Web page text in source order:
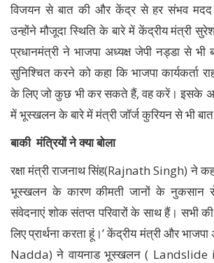
विजयन से बात की और केंद्र से हर संभव मदद
उन्होंने मौजूदा स्थिति के बारे में केंद्रीय मंत्री
प्रधानमंत्री ने भाजपा अध्यक्ष जेपी नड्डा से
सुनिश्चित करने को कहा कि भाजपा कार्यकर्ता
के लिए जो कुछ भी कर सकते हैं, वह करें। इसके
में भूस्खलन के बारे में मंत्री जॉर्ज कुरियन से भी
बाकी मंत्रियों ने क्या बोला
रक्षा मंत्री राजनाथ सिंह(Rajnath Singh) ने
भूस्खलन के कारण कीमती जानों के नुकसान
संवेदनाएं शोक संतप्त परिवारों के साथ हैं। सभी
लिए प्रार्थना करता हूं।’ केंद्रीय मंत्री और भाजपा
Nadda) ने वायनाड भूस्खलन ( Landslide